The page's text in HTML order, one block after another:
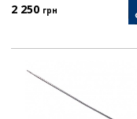
2 250 грн